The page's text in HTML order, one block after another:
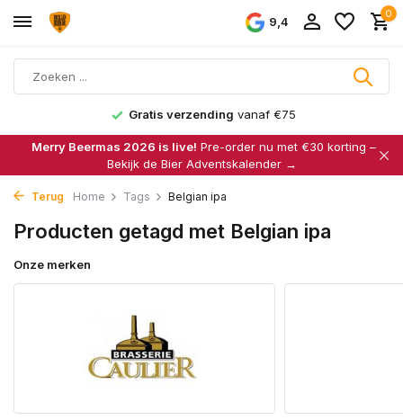
9,4
0
Gratis verzending vanaf €75
Merry Beermas 2026 is live! Pre-order nu met €30 korting –
Bekijk de Bier Adventskalender →
Terug Home Tags Belgian ipa
Producten getagd met Belgian ipa
Onze merken